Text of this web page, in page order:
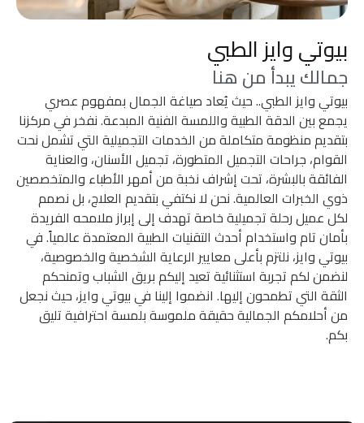
بيوتي وايز الطبي
جمالك يبدأ من هنا
بيوتي وايز الطبي.. حيث يُعاد صياغة الجمال بمفهوم عصري
يجمع بين الدقة الطبية واللمسة الفنية المبدعة. نفخر في مركزنا
بتقديم منظومة متكاملة من الخدمات التجميلية التي تشمل نحت
القوام، جراحات التجميل المتطورة، تجميل الأسنان، والعناية
الفائقة بالبشرة، تحت إشراف نخبة من أمهر الأطباء والمتخصصين
ذوي الخبرات العالمية. نحن لا نكتفي بتقديم العلاج، بل نصمم
لكل عميل رحلة تجميلية خاصة تهدف إلى إبراز ملامحه الفريدة
بأمان تام واستخدام أحدث التقنيات الطبية المعتمدة عالمياً. في
بيوتي وايز، نلتزم بأعلى معايير الرعاية الشخصية والخصوصية،
لنضمن لكم تجربة استثنائية تعيد إليكم بريق الشباب وتمنحكم
الثقة التي تطمحون إليها. انضموا إلينا في بيوتي وايز، حيث نجعل
من أحلامكم الجمالية حقيقة ملموسة بلمسة احترافية تليق
بكم.